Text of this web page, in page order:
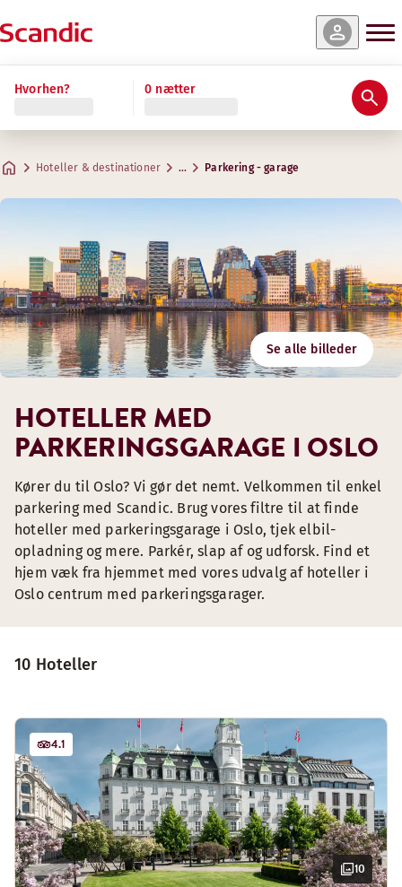
Hvorhen? 0 nætter
Hoteller & destinationer … Parkering - garage
Se alle billeder
10 Hoteller
10
4.1
HOTELLER MED
PARKERINGSGARAGE I OSLO
Kører du til Oslo? Vi gør det nemt. Velkommen til enkel
parkering med Scandic. Brug vores filtre til at finde
hoteller med parkeringsgarage i Oslo, tjek elbil-
opladning og mere. Parkér, slap af og udforsk. Find et
hjem væk fra hjemmet med vores udvalg af hoteller i
Oslo centrum med parkeringsgarager.